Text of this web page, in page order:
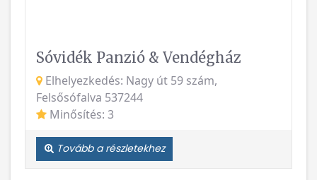
Sóvidék Panzió & Vendégház
Elhelyezkedés: Nagy út 59 szám,
Felsősófalva 537244
Minősítés: 3
Tovább a részletekhez